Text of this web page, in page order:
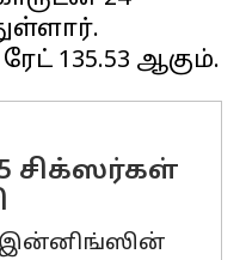
சிக்ஸர்கள்
இன்னிங்ஸின்